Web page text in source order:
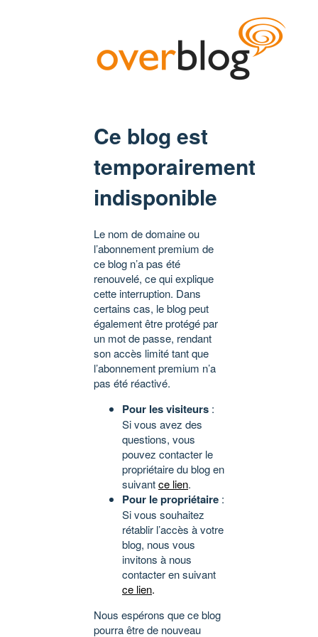
Ce blog est
temporairement
indisponible
Le nom de domaine ou
l’abonnement premium de
ce blog n’a pas été
renouvelé, ce qui explique
cette interruption. Dans
certains cas, le blog peut
également être protégé par
un mot de passe, rendant
son accès limité tant que
l’abonnement premium n’a
pas été réactivé.
Pour les visiteurs :
Si vous avez des
questions, vous
pouvez contacter le
propriétaire du blog en
suivantce lien.
Pour le propriétaire :
Si vous souhaitez
rétablir l’accès à votre
blog, nous vous
invitons à nous
contacter en suivant
ce lien.
Nous espérons que ce blog
pourra être de nouveau